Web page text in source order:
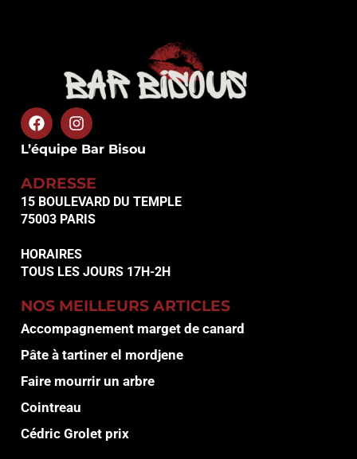
L’équipe Bar Bisou
ADRESSE
15 BOULEVARD DU TEMPLE
75003 PARIS
HORAIRES
TOUS LES JOURS 17H-2H
NOS MEILLEURS ARTICLES
Accompagnement marget de canard
Pâte à tartiner el mordjene
Faire mourrir un arbre
Cointreau
Cédric Grolet prix